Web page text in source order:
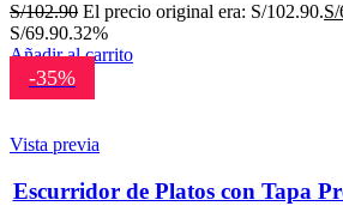
S/102.90 El precio original era: S/102.90.S/
S/69.90.32%
Añadir al carrito
-35%
Vista previa
Escurridor de Platos con Tapa